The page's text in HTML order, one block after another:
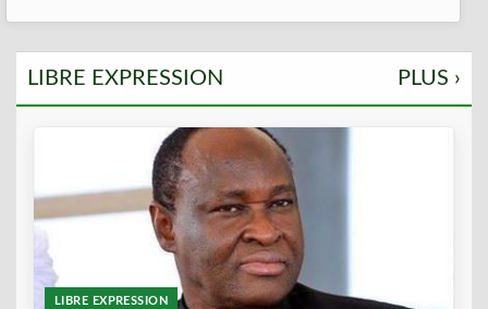
LIBRE EXPRESSION PLUS ›
LIBRE EXPRESSION